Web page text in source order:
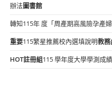
辦法圖書館
轉知115年 度「周產期高風險孕產
重要115繁星推薦校內選填說明教務
HOT註冊組115 學年度大學學測成